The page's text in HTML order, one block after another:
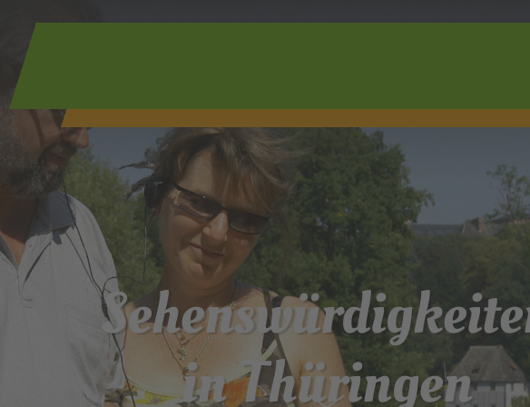
Wonach suchen Sie?
in Thüringen